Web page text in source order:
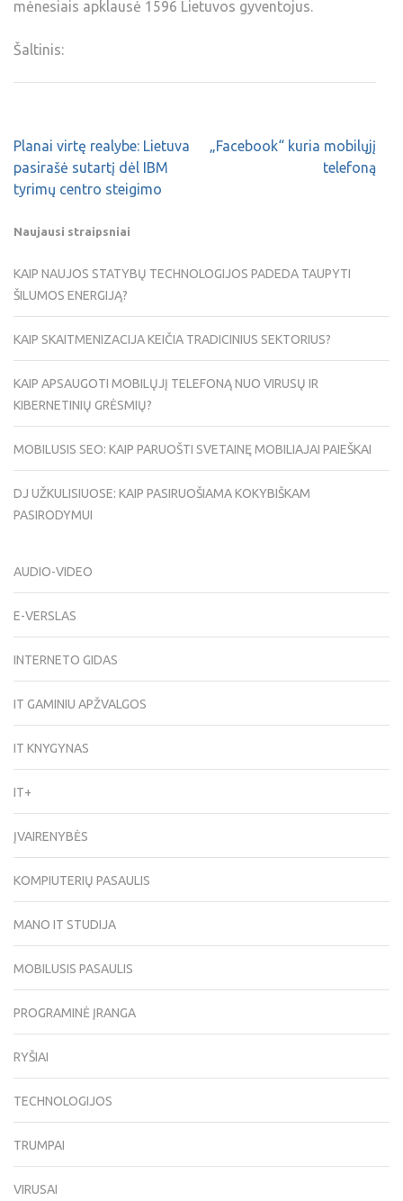
mėnesiais apklausė 1596 Lietuvos gyventojus.
Šaltinis:
Planai virtę realybe: Lietuva
pasirašė sutartį dėl IBM
tyrimų centro steigimo
„Facebook“ kuria mobilųjį
telefoną
Naujausi straipsniai
KAIP NAUJOS STATYBŲ TECHNOLOGIJOS PADEDA TAUPYTI
ŠILUMOS ENERGIJĄ?
KAIP SKAITMENIZACIJA KEIČIA TRADICINIUS SEKTORIUS?
KAIP APSAUGOTI MOBILŲJĮ TELEFONĄ NUO VIRUSŲ IR
KIBERNETINIŲ GRĖSMIŲ?
MOBILUSIS SEO: KAIP PARUOŠTI SVETAINĘ MOBILIAJAI PAIEŠKAI
DJ UŽKULISIUOSE: KAIP PASIRUOŠIAMA KOKYBIŠKAM
PASIRODYMUI
AUDIO-VIDEO
E-VERSLAS
INTERNETO GIDAS
IT GAMINIU APŽVALGOS
IT KNYGYNAS
IT+
ĮVAIRENYBĖS
KOMPIUTERIŲ PASAULIS
MANO IT STUDIJA
MOBILUSIS PASAULIS
PROGRAMINĖ ĮRANGA
RYŠIAI
TECHNOLOGIJOS
TRUMPAI
VIRUSAI